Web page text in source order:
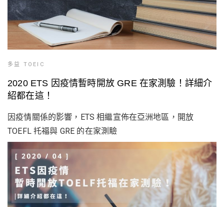
多益 TOEIC
2020 ETS 因疫情暫時開放 GRE 在家測驗！詳細介
紹都在這！
因疫情關係的影響，ETS 相繼宣佈在亞洲地區，開放
TOEFL 托福與 GRE 的在家測驗